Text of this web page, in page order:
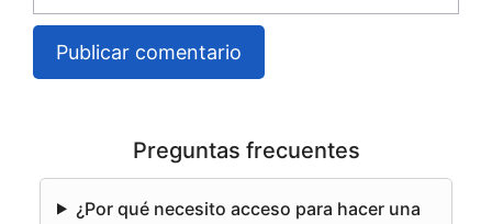
Preguntas frecuentes
¿Por qué necesito acceso para hacer una